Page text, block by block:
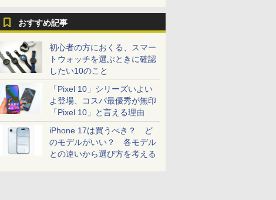
おすすめ記事
初心者の方におくる、スマー
トウォッチを選ぶときに確認
したい10のこと
「Pixel 10」シリーズいよい
よ登場、コスパ最優秀が無印
「Pixel 10」と言える理由
iPhone 17は買うべき？ ど
のモデルがいい？ 各モデル
との違いから選び方を考える